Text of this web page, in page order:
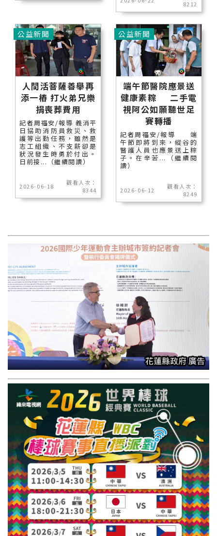
8212
人間活菩薩善舉再
添一樁 打火弟兄樂
捐喪葬費用
記者周福安/報導 義消平
日協助消防員救災、救
護等出勤任務，雖然是
志工組織、不支薪卻是
狀況發生時勇於付出。
日前接...（繼續閱讀）
2026-06-18
觀看人次：
8344
公益新聞
端午節醫院應景送
健康素粽 二手電
視阿公如願聽世足
賽轉播
記者周福安/報導 端
午節即將到來，縱谷的
醫護人員也應景送上粽
子。在辛苦...（繼續閱
讀）
2026-06-12
觀看人次：
8249
公益新聞